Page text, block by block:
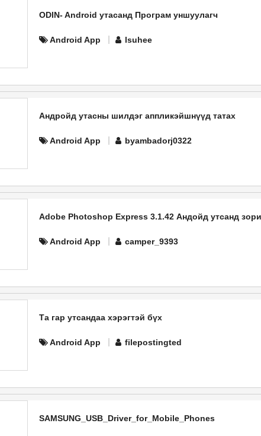
ODIN- Android утасанд Програм уншуулагч
Android App lsuhee
Андройд утасны шилдэг аппликэйшнүүд татах
Android App byambadorj0322
Adobe Photoshop Express 3.1.42 Андойд утсанд
Android App camper_9393
Та гар утсандаа хэрэгтэй бүх
Android App filepostingted
SAMSUNG_USB_Driver_for_Mobile_Phones